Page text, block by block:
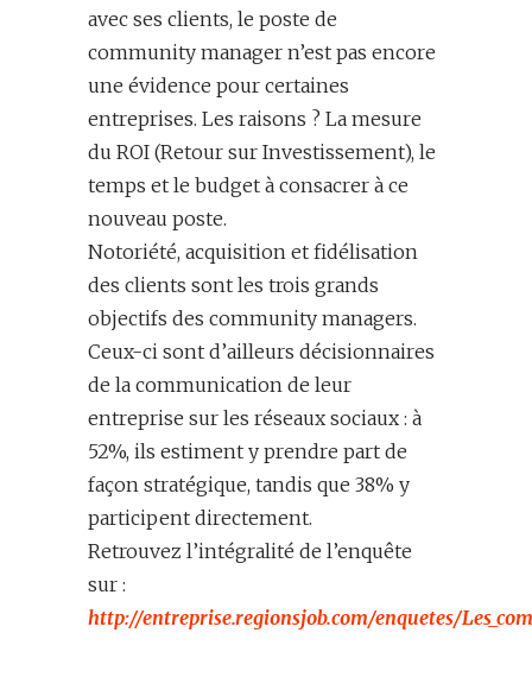
avec ses clients, le poste de
community manager n’est pas encore
une évidence pour certaines
entreprises. Les raisons ? La mesure
du ROI (Retour sur Investissement), le
temps et le budget à consacrer à ce
nouveau poste.
Notoriété, acquisition et fidélisation
des clients sont les trois grands
objectifs des community managers.
Ceux-ci sont d’ailleurs décisionnaires
de la communication de leur
entreprise sur les réseaux sociaux : à
52%, ils estiment y prendre part de
façon stratégique, tandis que 38% y
participent directement.
Retrouvez l’intégralité de l’enquête
sur :
http://entreprise.regionsjob.com/enquetes/